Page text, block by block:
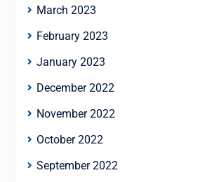
March 2023
February 2023
January 2023
December 2022
November 2022
October 2022
September 2022